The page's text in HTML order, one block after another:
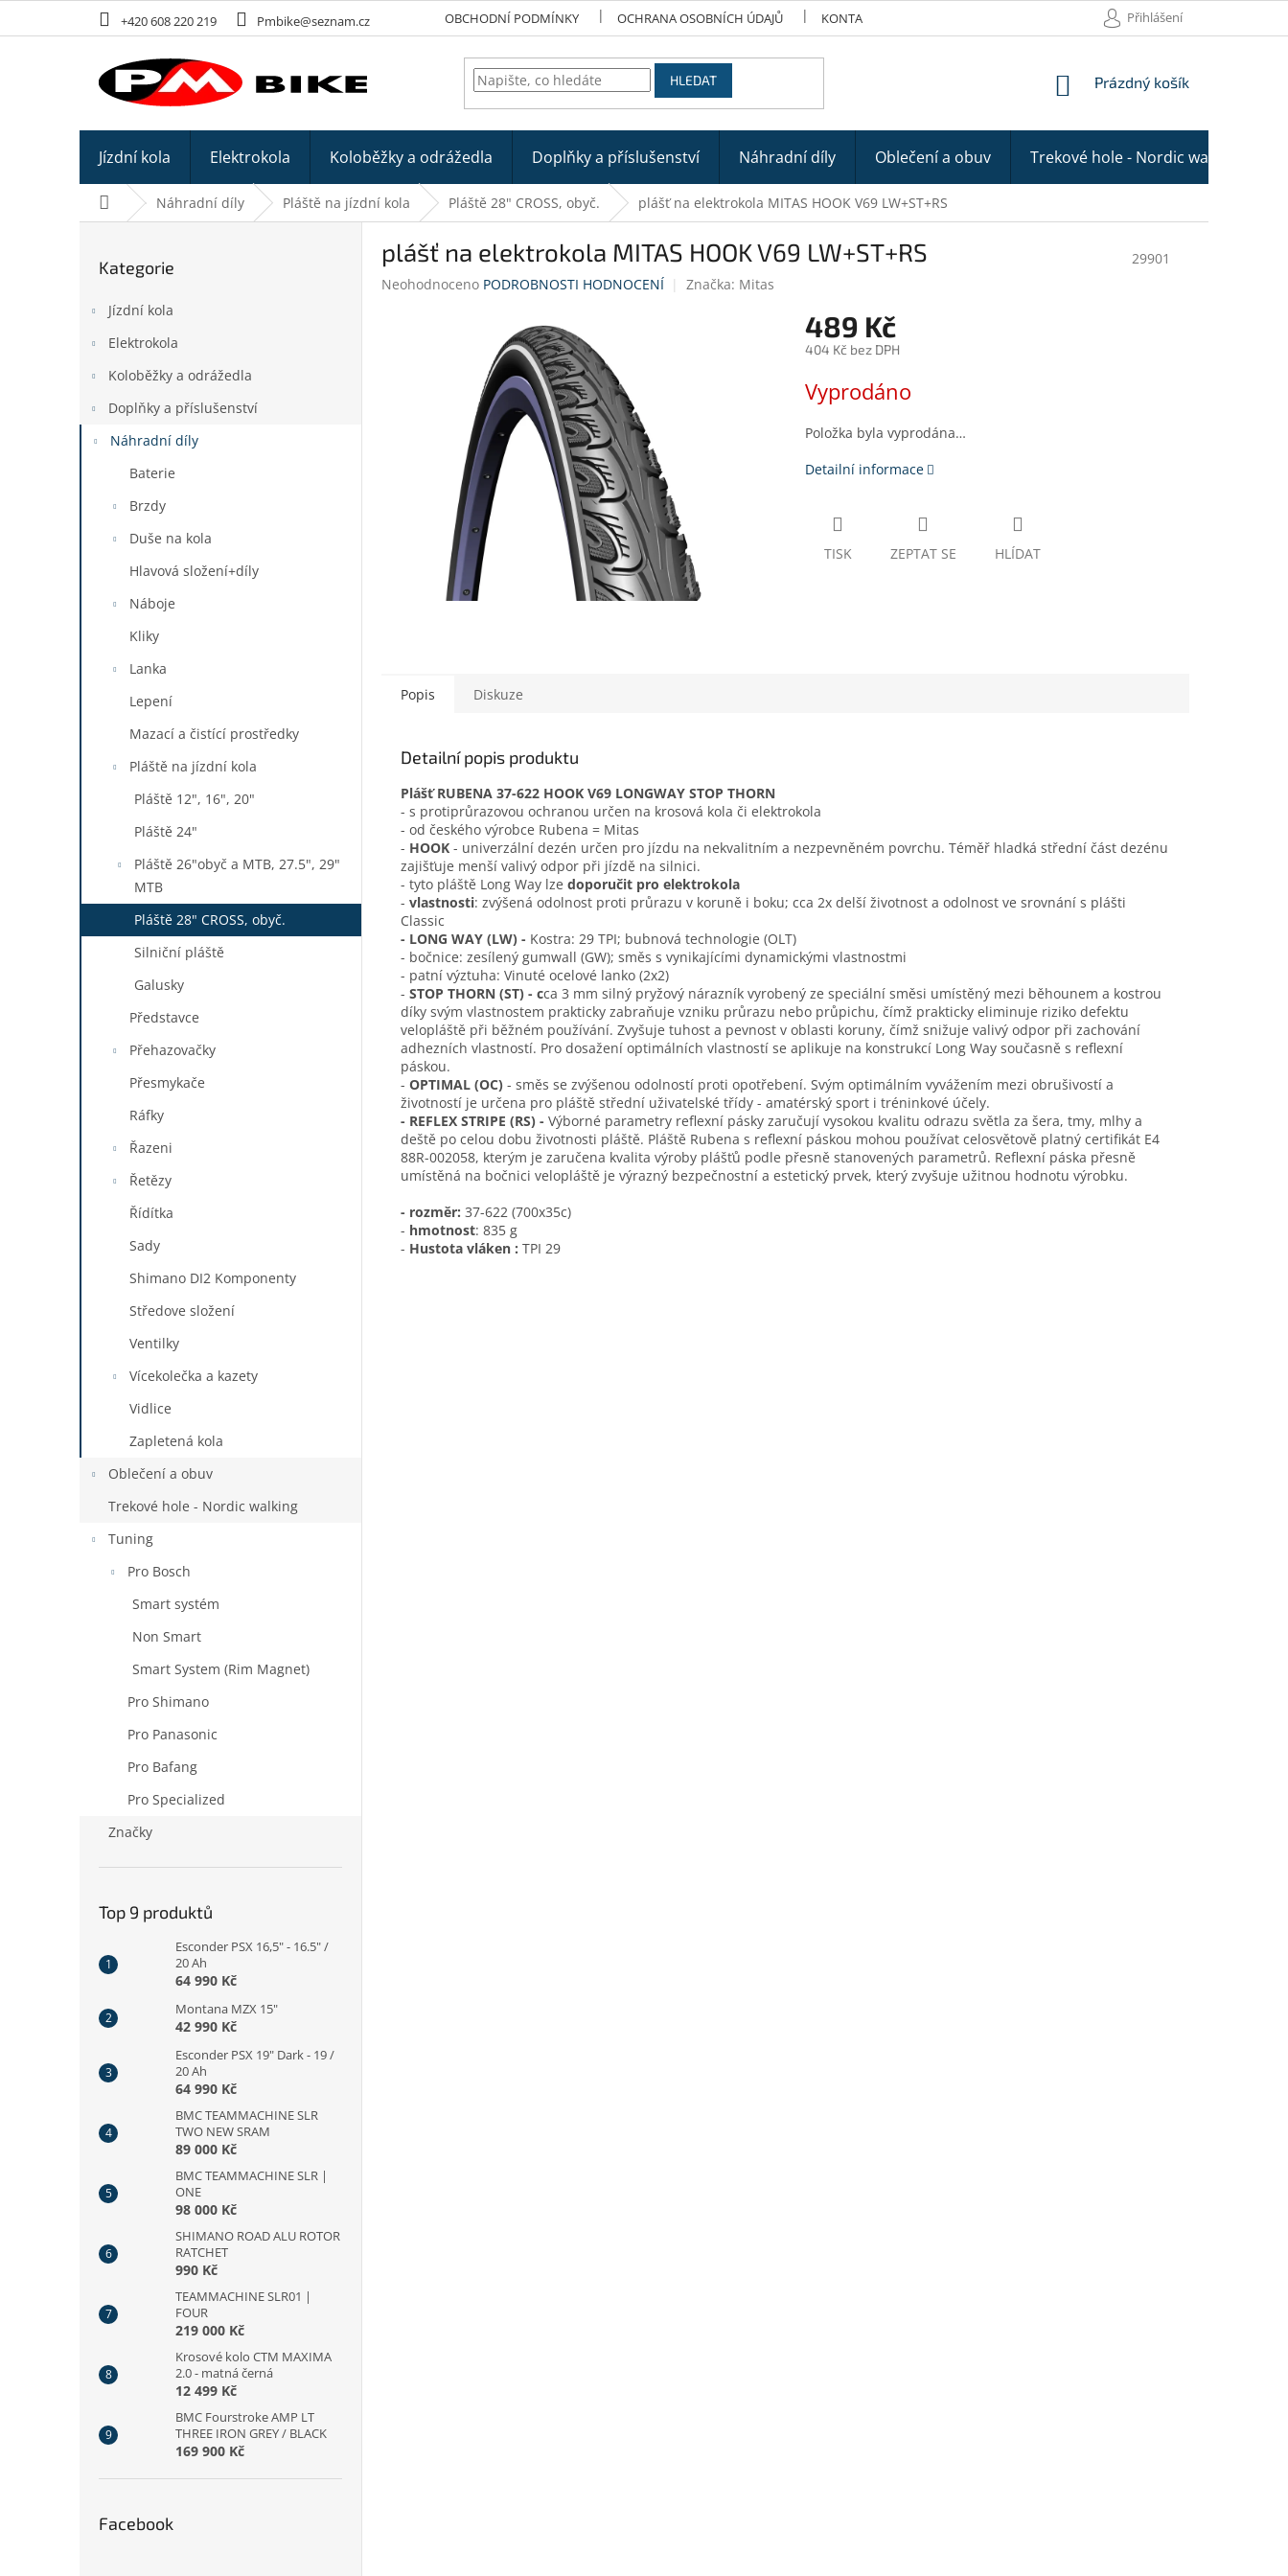
+420 608 220 219 Pmbike@seznam.cz OBCHODNÍ PODMÍNKY OCHRANA OSOBNÍCH ÚDAJŮ KONTAKTY Přihlášení
HLEDAT
NÁKUPNÍ
Prázdný košík
Jízdní kola Elektrokola Koloběžky a odrážedla Doplňky a příslušenství Náhradní díly Oblečení a obuv Trekové hole - Nordic walking
Domů Náhradní díly Pláště na jízdní kola Pláště 28" CROSS, obyč. plášť na elektrokola MITAS HOOK V69 LW+ST+RS
p
Přeskočit
Kategorie
Jízdní kola
Elektrokola
Koloběžky a odrážedla
Doplňky a příslušenství
Náhradní díly
Baterie
Brzdy
Duše na kola
Hlavová složení+díly
Náboje
Kliky
Lanka
Lepení
Mazací a čistící prostředky
Pláště na jízdní kola
Pláště 12", 16", 20"
Pláště 24"
Pláště 26"obyč a MTB, 27.5", 29"
MTB
Pláště 28" CROSS, obyč.
Silniční pláště
Galusky
Představce
Přehazovačky
Přesmykače
Ráfky
Řazeni
Řetězy
Řídítka
Sady
Shimano DI2 Komponenty
Středove složení
Ventilky
Vícekolečka a kazety
Vidlice
Zapletená kola
Oblečení a obuv
Trekové hole - Nordic walking
Tuning
Pro Bosch
Smart systém
Non Smart
Smart System (Rim Magnet)
Pro Shimano
Pro Panasonic
Pro Bafang
Pro Specialized
Značky
Top 9 produktů
Esconder PSX 16,5" - 16.5" /
20 Ah
64 990 Kč
Montana MZX 15"
42 990 Kč
Esconder PSX 19" Dark - 19 /
20 Ah
64 990 Kč
BMC TEAMMACHINE SLR
TWO NEW SRAM
89 000 Kč
BMC TEAMMACHINE SLR |
ONE
98 000 Kč
SHIMANO ROAD ALU ROTOR
RATCHET
990 Kč
TEAMMACHINE SLR01 |
FOUR
219 000 Kč
Krosové kolo CTM MAXIMA
2.0 - matná černá
12 499 Kč
BMC Fourstroke AMP LT
THREE IRON GREY / BLACK
169 900 Kč
Facebook
plášť na elektrokola MITAS HOOK V69 LW+ST+RS
29901
Průměrné
Neohodnoceno PODROBNOSTI HODNOCENÍ Značka: Mitas
489 Kč
404 Kč bez DPH
cena:
Vyprodáno
Položka byla vyprodána…
Detailní informace
TISK ZEPTAT SE HLÍDAT
Popis Diskuze
Detailní popis produktu
Plášť RUBENA 37-622 HOOK V69 LONGWAY STOP THORN
- s protiprůrazovou ochranou určen na krosová kola či elektrokola
- od českého výrobce Rubena = Mitas
- HOOK - univerzální dezén určen pro jízdu na nekvalitním a nezpevněném povrchu. Téměř hladká střední část dezénu
zajišťuje menší valivý odpor při jízdě na silnici.
- tyto pláště Long Way lze doporučit pro elektrokola
- vlastnosti: zvýšená odolnost proti průrazu v koruně i boku; cca 2x delší životnost a odolnost ve srovnání s plášti
Classic
- LONG WAY (LW) - Kostra: 29 TPI; bubnová technologie (OLT)
- bočnice: zesílený gumwall (GW); směs s vynikajícími dynamickými vlastnostmi
- patní výztuha: Vinuté ocelové lanko (2x2)
- STOP THORN (ST) - cca 3 mm silný pryžový nárazník vyrobený ze speciální směsi umístěný mezi běhounem a kostrou
díky svým vlastnostem prakticky zabraňuje vzniku průrazu nebo průpichu, čímž prakticky eliminuje riziko defektu
velopláště při běžném používání. Zvyšuje tuhost a pevnost v oblasti koruny, čímž snižuje valivý odpor při zachování
adhezních vlastností. Pro dosažení optimálních vlastností se aplikuje na konstrukcí Long Way současně s reflexní
páskou.
- OPTIMAL (OC) - směs se zvýšenou odolností proti opotřebení. Svým optimálním vyvážením mezi obrušivostí a
životností je určena pro pláště střední uživatelské třídy - amatérský sport i tréninkové účely.
- REFLEX STRIPE (RS) - Výborné parametry reflexní pásky zaručují vysokou kvalitu odrazu světla za šera, tmy, mlhy a
deště po celou dobu životnosti pláště. Pláště Rubena s reflexní páskou mohou používat celosvětově platný certifikát E4
88R-002058, kterým je zaručena kvalita výroby plášťů podle přesně stanovených parametrů. Reflexní páska přesně
umístěná na bočnici velopláště je výrazný bezpečnostní a estetický prvek, který zvyšuje užitnou hodnotu výrobku.
- rozměr: 37-622 (700x35c)
- hmotnost: 835 g
- Hustota vláken : TPI 29